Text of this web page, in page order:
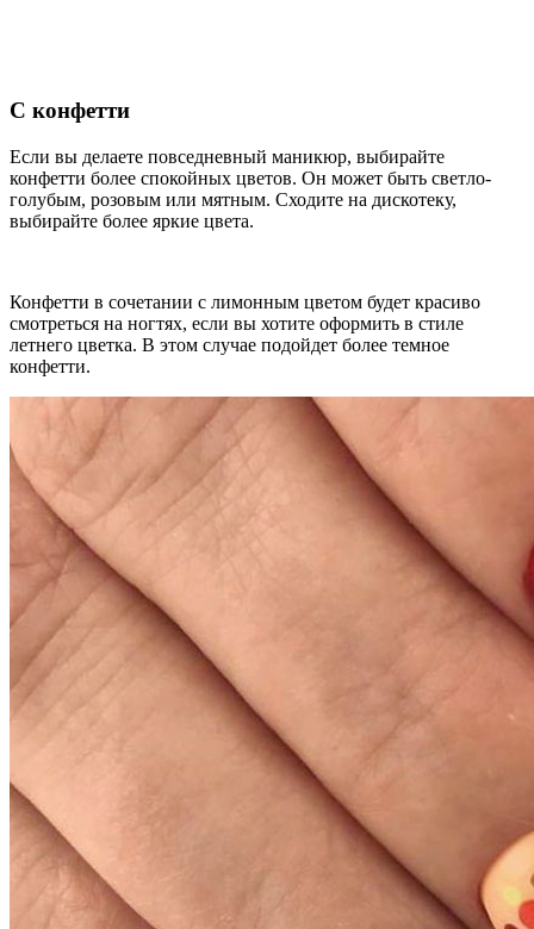
С конфетти
Если вы делаете повседневный маникюр, выбирайте
конфетти более спокойных цветов. Он может быть светло-
голубым, розовым или мятным. Сходите на дискотеку,
выбирайте более яркие цвета.
Конфетти в сочетании с лимонным цветом будет красиво
смотреться на ногтях, если вы хотите оформить в стиле
летнего цветка. В этом случае подойдет более темное
конфетти.